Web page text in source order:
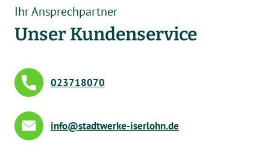
Ihr Ansprechpartner
Unser Kundenservice
023718070
nf st dtw rk - s rl hnd